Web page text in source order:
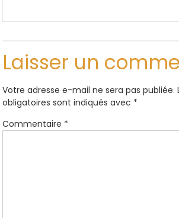
Laisser un
Votre adresse e-mail ne sera pas publiée.
obligatoires sont indiqués avec *
Commentaire *